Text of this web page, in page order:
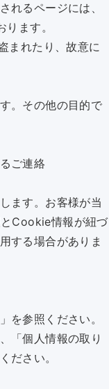
れるページには、
ます。
まれたり、故意に
。その他の目的で
ご連絡
ます。お客様が当
Cookie情報が紐づ
する場合がありま
」を参照ください。
「個人情報の取り
ださい。